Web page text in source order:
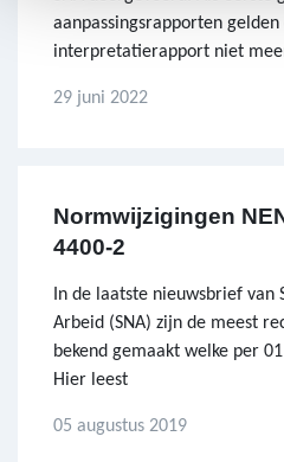
aanpassingsrapporten gelden
interpretatierapport niet
29 juni 2022
Normwijzigingen
4400-2
In de laatste nieuwsbrief
Arbeid (SNA) zijn de meest
bekend gemaakt welke per
Hier leest
05 augustus 2019